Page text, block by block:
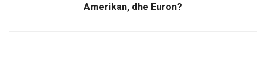
Amerikan, dhe Euron?